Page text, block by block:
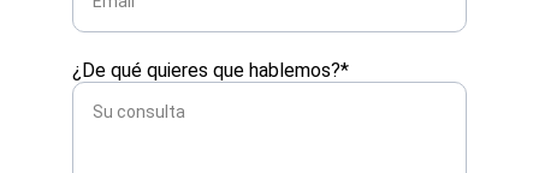
¿De qué quieres que hablemos?*